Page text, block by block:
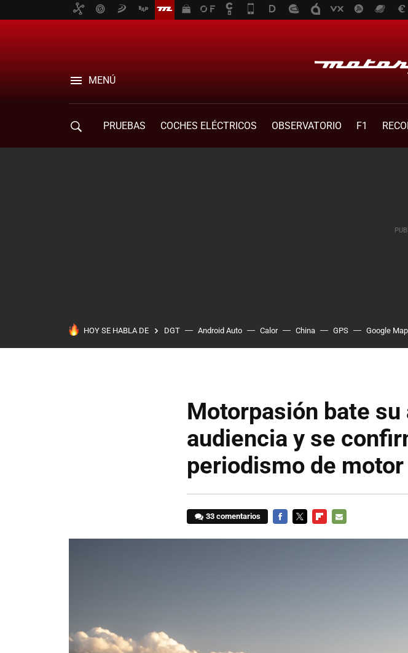
MENÚ
PRUEBAS COCHES ELÉCTRICOS OBSERVATORIO F1
HOY SE HABLA DE DGT Android Auto Calor China GPS Google
Motorpasión bate
audiencia y se
periodismo de
33 comentarios